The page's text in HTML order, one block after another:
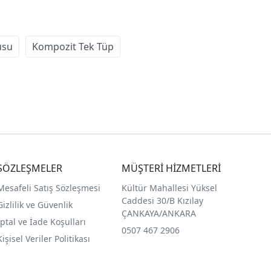
Kompozit Tek Tüp
Satış Sözleşmesi
ve Güvenlik
ve İade Koşulları
Veriler Politikası
MÜŞTERİ HİZMETLERİ
Kültür Mahallesi Yüksel
Caddesi 30/B Kızılay
ÇANKAYA/ANKARA
0507 467 2906